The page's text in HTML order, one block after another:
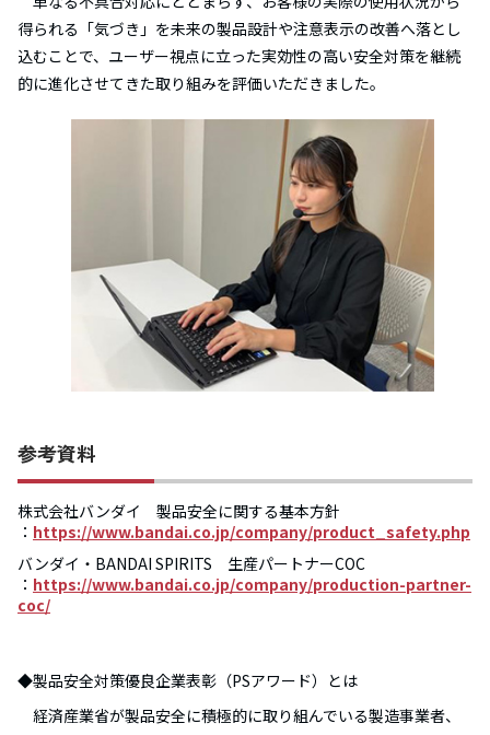
得られる「気づき」を未来の製品設計や注意表示の改善へ落とし
込むことで、ユーザー視点に立った実効性の高い安全対策を継続
的に進化させてきた取り組みを評価いただきました。
参考資料
株式会社バンダイ 製品安全に関する基本方針
： https://www.bandai.co.jp/company/product_safety.php
バンダイ・BANDAI SPIRITS 生産パートナーCOC
： https://www.bandai.co.jp/company/production-partner-
coc/
◆製品安全対策優良企業表彰（PSアワード）とは
経済産業省が製品安全に積極的に取り組んでいる製造事業者、